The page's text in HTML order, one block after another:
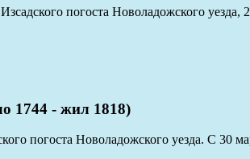
погоста Новоладожского уезда,
1744 - жил 1818)
погоста Новоладожского уезда. С 30